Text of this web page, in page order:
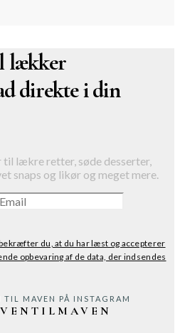
lækker
direkte i din
lækre retter, søde desserter,
snaps og likør og meget mere.
du, at du har læst og accepterer
opbevaring af de data, der indsendes
MAVEN PÅ INSTAGRAM